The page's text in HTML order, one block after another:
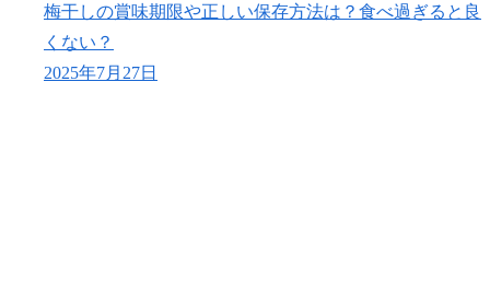
梅干しの賞味期限や正しい保存方法は？食べ過ぎると良
くない？
2025年7月27日